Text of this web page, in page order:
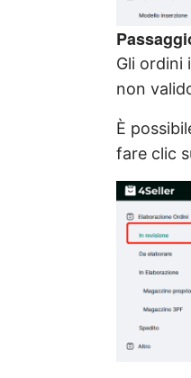
Gli ordini
non
È
fare clic